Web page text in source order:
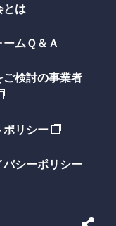
とは
ームＱ＆Ａ
ご検討の事業者
ポリシー
バシーポリシー